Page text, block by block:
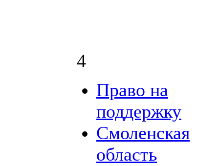
4
Право на
поддержку
Смоленская
область